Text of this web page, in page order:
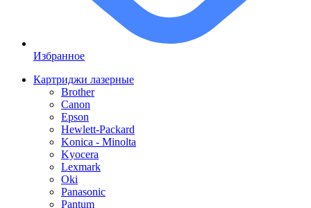
Избранное
Картриджи лазерные
Brother
Canon
Epson
Hewlett-Packard
Konica - Minolta
Kyocera
Lexmark
Oki
Panasonic
Pantum